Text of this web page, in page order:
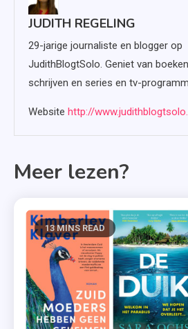
JUDITH REGELING
29-jarige journaliste en blogger op
JudithBlogtSolo. Geniet van
schrijven en series en tv-
Website http://
Meer lezen?
13 MINS READ